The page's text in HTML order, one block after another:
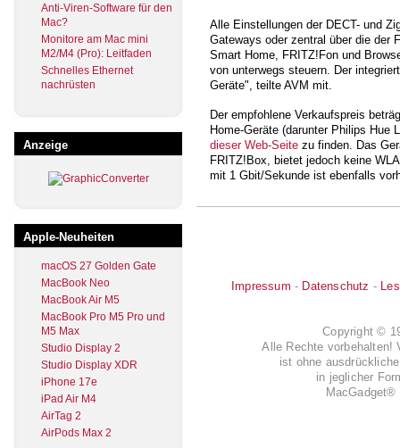
Anti-Viren-Software für den
Mac?
Monitore am Mac mini
M2/M4 (Pro): Leitfaden
Schnelles Ethernet
nachrüsten
Anzeige
Apple-Neuheiten
macOS 27 Golden Gate
MacBook Neo
MacBook Air M5
MacBook Pro M5 Pro und
M5 Max
Studio Display 2
Studio Display XDR
iPhone 17e
iPad Air M4
AirTag 2
AirPods Max 2
Alle Einstellungen der DECT- und
Gateways oder zentral über die der
Smart Home, FRITZ!Fon und
von unterwegs steuern. Der
Geräte", teilte AVM mit.
Der empfohlene Verkaufspreis
Home-Geräte (darunter Philips Hue
dieser Web-Seite zu finden. Das
FRITZ!Box, bietet jedoch keine
mit 1 Gbit/Sekunde ist ebenfalls
Impressum - Datenschutz -
Copyright ©
Alle Rechte vorbehalten!
ist ohne
in jeglicher
MacGadget®